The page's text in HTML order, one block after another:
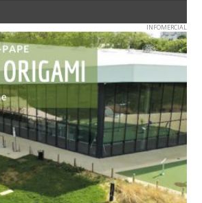
INFOMERCIAL